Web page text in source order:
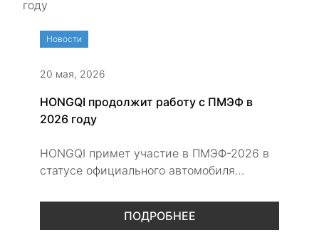
Новости
20 мая, 2026
HONGQI продолжит работу с ПМЭФ в
2026 году
HONGQI примет участие в ПМЭФ-2026 в
статусе официального автомобиля
премиальные модели, включая седан
HONGQI GUOYA.ПОДРОБНЕЕ